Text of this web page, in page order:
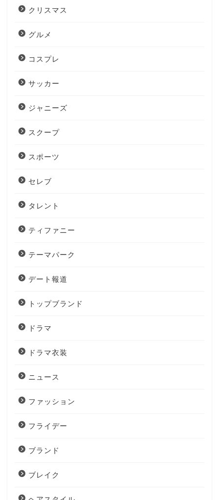
クリスマス
グルメ
コスプレ
サッカー
ジャニーズ
スクープ
スポーツ
セレブ
タレント
ティファニー
テーマパーク
デート報道
トップブランド
ドラマ
ドラマ衣装
ニュース
ファッション
フライデー
ブランド
ブレイク